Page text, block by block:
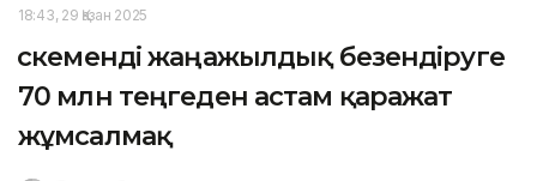
18:43, 29 Қазан 2025
Өскеменді жаңажылдық безендіруге
70 млн теңгеден астам қаражат
жұмсалмақ